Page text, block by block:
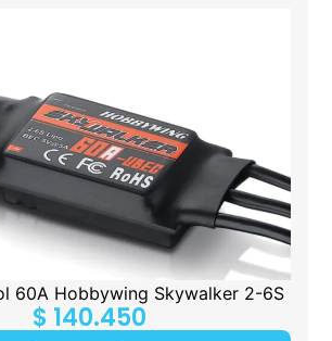
60A Hobbywing Skywalker 2-6S
$ 140.450